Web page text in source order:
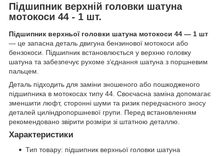
Підшипник верхній головки шатуна
мотокоси 44 - 1 шт.
Підшипник верхньої головки шатуна мотокоси 44 — 1 шт
— це запасна деталь двигуна бензинової мотокоси або
бензокоси. Підшипник встановлюється у верхню головку
шатуна та забезпечує рухоме з’єднання шатуна з поршневим
пальцем.
Деталь підходить для заміни зношеного або пошкодженого
підшипника в мотокосах типу 44. Своєчасна заміна допомагає
зменшити люфт, сторонні шуми та ризик передчасного зносу
деталей циліндропоршневої групи. Перед встановленням
рекомендовано звірити розміри зі штатною деталлю.
Характеристики
Тип товару: підшипник верхньої головки шатуна